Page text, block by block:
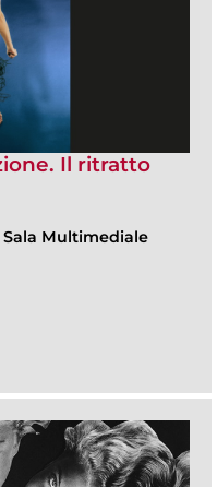
Il ritratto
Sala Multimediale